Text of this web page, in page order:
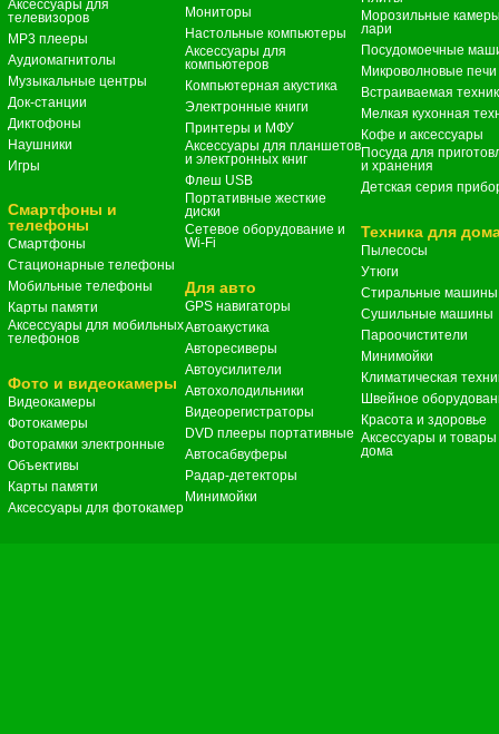
Аксессуары для
телевизоров
MP3 плееры
Аудиомагнитолы
Музыкальные центры
Док-станции
Диктофоны
Наушники
Игры
Смартфоны и
телефоны
Смартфоны
Стационарные телефоны
Мобильные телефоны
Карты памяти
Аксессуары для мобильных
телефонов
Фото и видеокамеры
Видеокамеры
Фотокамеры
Фоторамки электронные
Объективы
Карты памяти
Аксессуары для фотокамер
Мониторы
Настольные компьютеры
Аксессуары для
компьютеров
Компьютерная акустика
Электронные книги
Принтеры и МФУ
Аксессуары для планшетов
и электронных книг
Флеш USB
Портативные жесткие
диски
Сетевое оборудование и
Wi-Fi
Для авто
GPS навигаторы
Автоакустика
Авторесиверы
Автоусилители
Автохолодильники
Видеорегистраторы
DVD плееры портативные
Автосабвуферы
Радар-детекторы
Минимойки
Морозильные
лари
Посудомоечные
Микроволновые печи
Встраиваемая
Мелкая кухонная
Кофе и аксессуары
Посуда для
и хранения
Детская серия
Техника для
Пылесосы
Утюги
Стиральные машины
Сушильные машины
Пароочистители
Минимойки
Климатическая
Швейное
Красота и здоровье
Аксессуары и
дома